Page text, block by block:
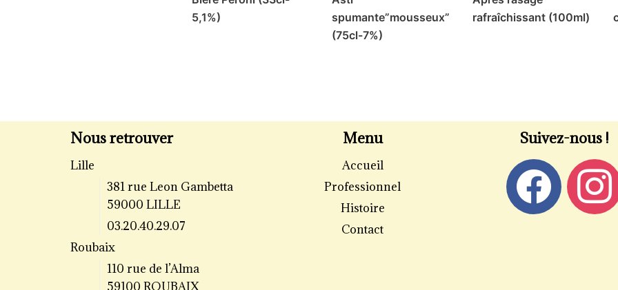
5,1%)
spumante”mousseux”
(75cl-7%)
rafraîchissant (100ml)
Nous retrouver
Lille
381 rue Leon Gambetta
59000 LILLE
03.20.40.29.07
Roubaix
110 rue de l’Alma
59100 ROUBAIX
Menu
Accueil
Professionnel
Histoire
Contact
Suivez-nous !